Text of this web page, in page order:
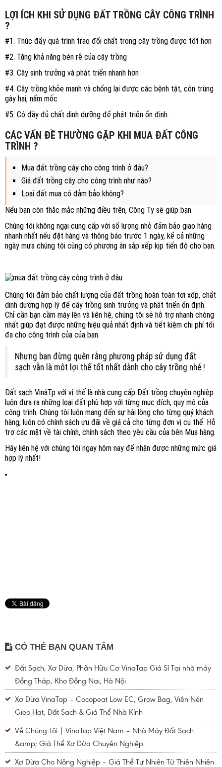
LỢI ÍCH KHI SỬ DỤNG ĐẤT TRỒNG CÂY CÔNG TRÌNH
?
#1. Thúc đẩy quá trình trao đổi chất trong cây trồng được tốt hơn
#2. Tăng khả năng bén rễ của cây trồng
#3. Cây sinh trưởng và phát triển nhanh hơn
#4. Cây trồng khỏe mạnh và chống lại được các bệnh tật, côn trùng
gây hại, nấm mốc
#5. Có đầy đủ chất dinh dưỡng để phát triển ổn định.
CÁC VẤN ĐỀ THƯỜNG GẶP KHI MUA ĐẤT CÔNG
TRÌNH ?
Mua đất trồng cây cho công trình ở đâu?
Giá đất trồng cây cho công trình như nào?
Loại đất mua có đảm bảo không?
Nếu bạn còn thắc mắc những điều trên, Công Ty sẽ giúp bạn.
Chúng tôi không ngại cung cấp với số lượng nhỏ đảm bảo giao hàng
nhanh nhất nếu đặt hàng và thông báo trước 1 ngày, kể cả những
ngày mưa chúng tôi cũng có phương án sắp xếp kịp tiến độ cho bạn.
Chúng tôi đảm bảo chất lượng của đất trồng hoàn toàn tơi xốp, chất
dinh dưỡng hợp lý để cây trồng sinh trưởng và phát triển ổn định.
Chỉ cần bạn cầm máy lên và liên hệ, chúng tôi sẽ hỗ trợ nhanh chóng
nhất giúp đạt được những hiệu quả nhất định và tiết kiệm chi phí tối
đa cho công trình của của bạn.
Nhưng bạn đừng quên rằng phương pháp sử dụng đất
sạch vẫn là một lợi thế tốt nhất dành cho cây trồng nhé !
Đất sạch VinâTp với vị thế là nhà cung cấp Đất trồng chuyên nghiệp
luôn đưa ra những loại đất phù hợp với từng mục đích, quy mô của
công trình. Chúng tôi luôn mang đến sự hài lòng cho từng quý khách
hàng, luôn có chính sách ưu đãi về giá cả cho từng đơn vị cụ thể. Hỗ
trợ các mặt về tài chính, chính sách theo yêu cầu của bên Mua hàng.
Hãy liên hệ với chúng tôi ngay hôm nay để nhận được những mức giá
hợp lý nhất!
CÓ THỂ BẠN QUAN TÂM
Đất Sạch, Xơ Dừa, Phân Hữu Cơ VinaTap Giá Sỉ Tại nhà máy
Đồng Tháp, Kho Đồng Nai, Hà Nội
Xơ Dừa VinaTap – Cocopeat Low EC, Grow Bag, Viên Nén
Gieo Hạt, Đất Sạch & Giá Thể Nhà Kính
Về Chúng Tôi | VinaTap Việt Nam – Nhà Máy Đất Sạch
&amp; Giá Thể Xơ Dừa Chuyên Nghiệp
Xơ Dừa Cho Nông Nghiệp – Giá Thể Tự Nhiên Từ Thiên Nhiên